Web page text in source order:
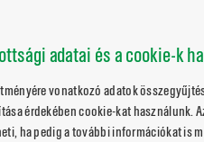
adatai és a cookie-k
vonatkozó adatok
érdekében cookie-kat használunk.
ha pedig a további információkat is